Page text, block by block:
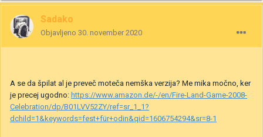
Sadako
Objavljeno 30. november 2020
A se da špilat al je preveč moteča nemška verzija? Me mika močno, ker
je precej ugodno: https://www.amazon.de/-/en/Fire-Land-Game-2008-
Celebration/dp/B01LVV52ZY/ref=sr_1_1?
dchild=1&keywords=fest+für+odin&qid=1606754294&sr=8-1